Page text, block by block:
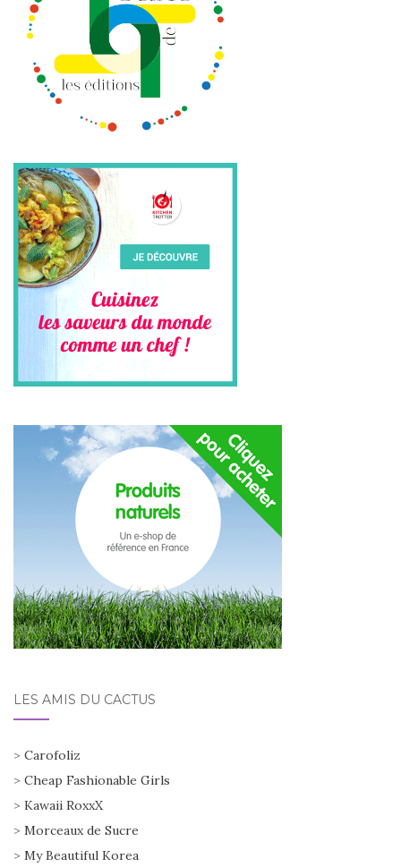
LES AMIS DU CACTUS
> Carofoliz
> Cheap Fashionable Girls
> Kawaii RoxxX
> Morceaux de Sucre
> My Beautiful Korea